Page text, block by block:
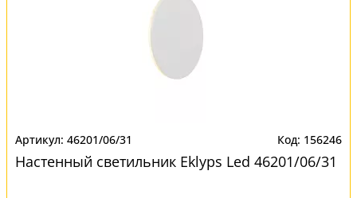
46201/06/31 156246
Настенный светильник Eklyps Led 46201/06/31